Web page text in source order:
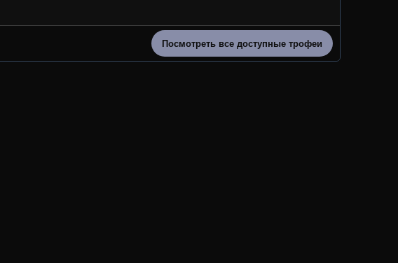
Посмотреть все доступные трофеи